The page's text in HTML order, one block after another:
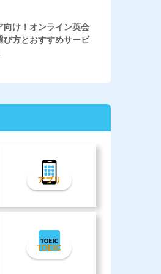
向け！オンライン英会
び方とおすすめサービ
アプリ
TOEIC